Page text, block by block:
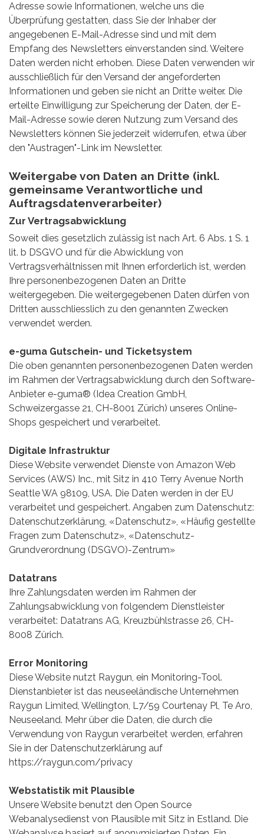
Adresse sowie Informationen, welche uns die
Überprüfung gestatten, dass Sie der Inhaber der
angegebenen E-Mail-Adresse sind und mit dem
Empfang des Newsletters einverstanden sind. Weitere
Daten werden nicht erhoben. Diese Daten verwenden wir
ausschließlich für den Versand der angeforderten
Informationen und geben sie nicht an Dritte weiter. Die
erteilte Einwilligung zur Speicherung der Daten, der E-
Mail-Adresse sowie deren Nutzung zum Versand des
Newsletters können Sie jederzeit widerrufen, etwa über
den "Austragen"-Link im Newsletter.
Weitergabe von Daten an Dritte (inkl.
gemeinsame Verantwortliche und
Auftragsdatenverarbeiter)
Zur Vertragsabwicklung
Soweit dies gesetzlich zulässig ist nach Art. 6 Abs. 1 S. 1
lit. b DSGVO und für die Abwicklung von
Vertragsverhältnissen mit Ihnen erforderlich ist, werden
Ihre personenbezogenen Daten an Dritte
weitergegeben. Die weitergegebenen Daten dürfen von
Dritten ausschliesslich zu den genannten Zwecken
verwendet werden.
e-guma Gutschein- und Ticketsystem
Die oben genannten personenbezogenen Daten werden
im Rahmen der Vertragsabwicklung durch den Software-
Anbieter e-guma® (Idea Creation GmbH,
Schweizergasse 21, CH-8001 Zürich) unseres Online-
Shops gespeichert und verarbeitet.
Digitale Infrastruktur
Diese Website verwendet Dienste von Amazon Web
Services (AWS) Inc., mit Sitz in 410 Terry Avenue North
Seattle WA 98109, USA. Die Daten werden in der EU
verarbeitet und gespeichert. Angaben zum Datenschutz:
Datenschutzerklärung, «Datenschutz», «Häufig gestellte
Fragen zum Datenschutz», «Datenschutz-
Grundverordnung (DSGVO)-Zentrum»
Datatrans
Ihre Zahlungsdaten werden im Rahmen der
Zahlungsabwicklung von folgendem Dienstleister
verarbeitet: Datatrans AG, Kreuzbühlstrasse 26, CH-
8008 Zürich.
Error Monitoring
Diese Website nutzt Raygun, ein Monitoring-Tool.
Dienstanbieter ist das neuseeländische Unternehmen
Raygun Limited, Wellington, L7/59 Courtenay Pl, Te Aro,
Neuseeland. Mehr über die Daten, die durch die
Verwendung von Raygun verarbeitet werden, erfahren
Sie in der Datenschutzerklärung auf
https://raygun.com/privacy
Webstatistik mit Plausible
Unsere Website benutzt den Open Source
Webanalysedienst von Plausible mit Sitz in Estland. Die